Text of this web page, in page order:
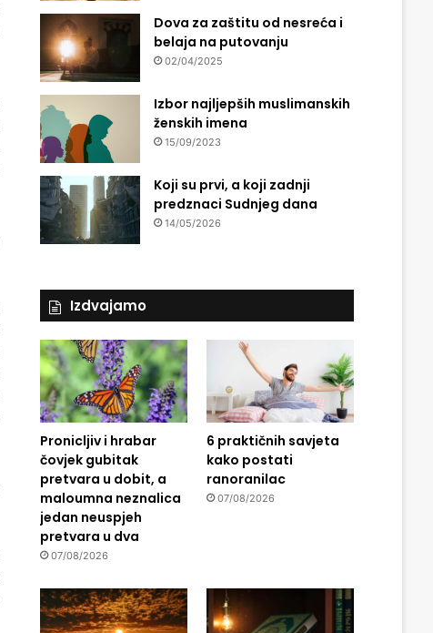
Dova za zaštitu od nesreća i
belaja na putovanju
02/04/2025
Izbor najljepših muslimanskih
ženskih imena
15/09/2023
Koji su prvi, a koji zadnji
predznaci Sudnjeg dana
14/05/2026
Izdvajamo
Pronicljiv i hrabar
čovjek gubitak
pretvara u dobit, a
maloumna neznalica
jedan neuspjeh
pretvara u dva
07/08/2026
6 praktičnih savjeta
kako postati
ranoranilac
07/08/2026